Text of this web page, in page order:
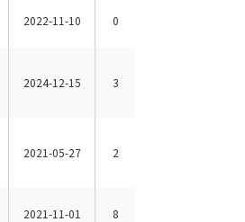
2022-11-10 0
2024-12-15 3
2021-05-27 2
2021-11-01 8